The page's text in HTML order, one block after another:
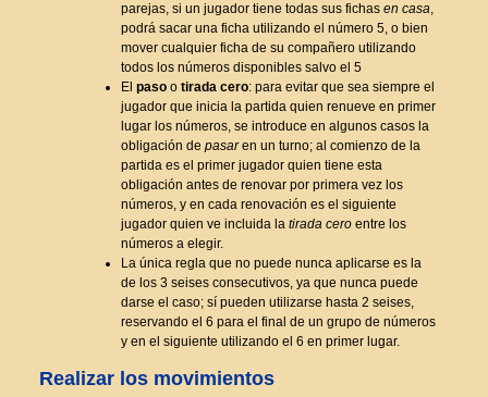
parejas, si un jugador tiene todas sus fichas en casa,
podrá sacar una ficha utilizando el número 5, o bien
mover cualquier ficha de su compañero utilizando
todos los números disponibles salvo el 5
El paso o tirada cero: para evitar que sea siempre el
jugador que inicia la partida quien renueve en primer
lugar los números, se introduce en algunos casos la
obligación de pasaren un turno; al comienzo de la
partida es el primer jugador quien tiene esta
obligación antes de renovar por primera vez los
números, y en cada renovación es el siguiente
jugador quien ve incluida la tirada cero entre los
números a elegir.
La única regla que no puede nunca aplicarse es la
de los 3 seises consecutivos, ya que nunca puede
darse el caso; sí pueden utilizarse hasta 2 seises,
reservando el 6 para el final de un grupo de números
y en el siguiente utilizando el 6 en primer lugar.
Realizar los movimientos